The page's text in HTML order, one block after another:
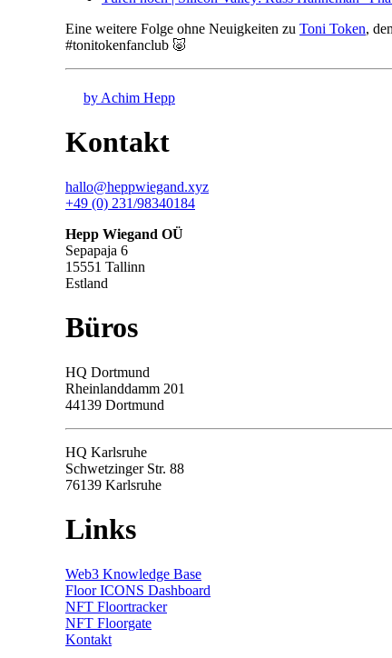
Eine weitere Folge ohne Neuigkeiten zu Toni Token,
#tonitokenfanclub 🐷
by Achim Hepp
Kontakt
hallo@heppwiegand.xyz
+49 (0) 231/98340184
Hepp Wiegand OÜ
Sepapaja 6
15551 Tallinn
Estland
Büros
HQ Dortmund
Rheinlanddamm 201
44139 Dortmund
HQ Karlsruhe
Schwetzinger Str. 88
76139 Karlsruhe
Links
Web3 Knowledge Base
Floor ICONS Dashboard
NFT Floortracker
NFT Floorgate
Kontakt